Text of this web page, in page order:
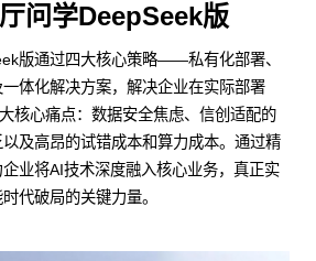
问学DeepSeek版
版通过四大核心策略——私有化部署、
体化解决方案，解决企业在实际部署
核心痛点：数据安全焦虑、信创适配的
及高昂的试错成本和算力成本。通过精
业将AI技术深度融入核心业务，真正实
代破局的关键力量。